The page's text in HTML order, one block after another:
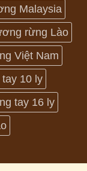
Malaysia
rừng Lào
Việt Nam
10 ly
tay 16 ly